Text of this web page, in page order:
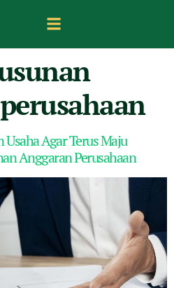
Agar Terus Maju
Anggaran Perusahaan